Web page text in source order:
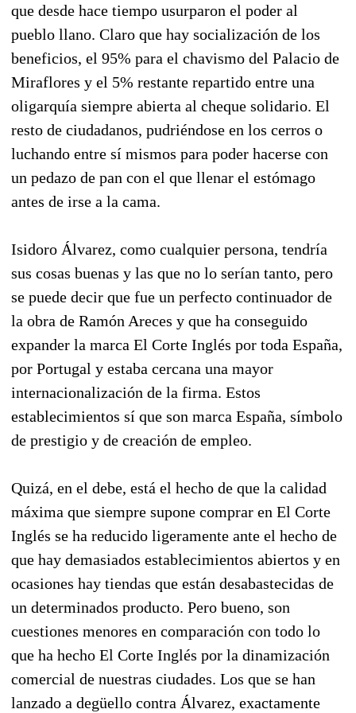
que desde hace tiempo usurparon el poder al
pueblo llano. Claro que hay socialización de los
beneficios, el 95% para el chavismo del Palacio de
Miraflores y el 5% restante repartido entre una
oligarquía siempre abierta al cheque solidario. El
resto de ciudadanos, pudriéndose en los cerros o
luchando entre sí mismos para poder hacerse con
un pedazo de pan con el que llenar el estómago
antes de irse a la cama.
Isidoro Álvarez, como cualquier persona, tendría
sus cosas buenas y las que no lo serían tanto, pero
se puede decir que fue un perfecto continuador de
la obra de Ramón Areces y que ha conseguido
expander la marca El Corte Inglés por toda España,
por Portugal y estaba cercana una mayor
internacionalización de la firma. Estos
establecimientos sí que son marca España, símbolo
de prestigio y de creación de empleo.
Quizá, en el debe, está el hecho de que la calidad
máxima que siempre supone comprar en El Corte
Inglés se ha reducido ligeramente ante el hecho de
que hay demasiados establecimientos abiertos y en
ocasiones hay tiendas que están desabastecidas de
un determinados producto. Pero bueno, son
cuestiones menores en comparación con todo lo
que ha hecho El Corte Inglés por la dinamización
comercial de nuestras ciudades. Los que se han
lanzado a degüello contra Álvarez, exactamente